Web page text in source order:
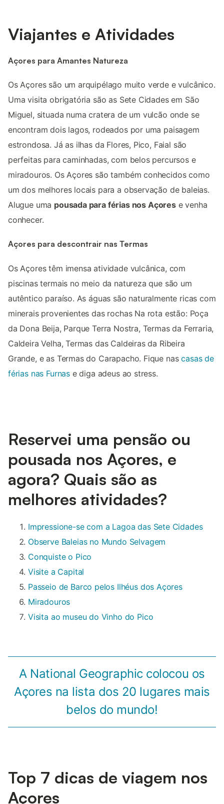
Viajantes e Atividades
Açores para Amantes Natureza
Os Açores são um arquipélago muito verde e vulcânico.
Uma visita obrigatória são as Sete Cidades em São
Miguel, situada numa cratera de um vulcão onde se
encontram dois lagos, rodeados por uma paisagem
estrondosa. Já as ilhas da Flores, Pico, Faial são
perfeitas para caminhadas, com belos percursos e
miradouros. Os Açores são também conhecidos como
um dos melhores locais para a observação de baleias.
Alugue uma pousada para férias nos Açorese venha
conhecer.
Açores para descontrair nas Termas
Os Açores têm imensa atividade vulcânica, com
piscinas termais no meio da natureza que são um
autêntico paraíso. As águas são naturalmente ricas com
minerais provenientes das rochas Na rota estão: Poça
da Dona Beija, Parque Terra Nostra, Termas da Ferraria,
Caldeira Velha, Termas das Caldeiras da Ribeira
Grande, e as Termas do Carapacho. Fique nascasas de
férias nas Furnas e diga adeus ao stress.
Reservei uma pensão ou
pousada nos Açores, e
agora? Quais são as
melhores atividades?
Impressione-se com a Lagoa das Sete Cidades
Observe Baleias no Mundo Selvagem
Conquiste o Pico
Visite a Capital
Passeio de Barco pelos Ilhéus dos Açores
Miradouros
Visita ao museu do Vinho do Pico
A National Geographic colocou os
Açores na lista dos 20 lugares mais
belos do mundo!
Top 7 dicas de viagem nos
Açores